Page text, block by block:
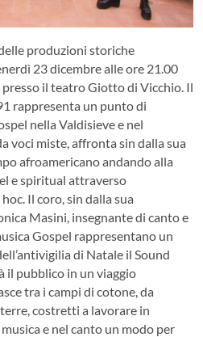
produzioni storiche
23 dicembre alle ore 21.00
il teatro Giotto di Vicchio. Il
rappresenta un punto di
nella Valdisieve e nel
voci miste, affronta sin dalla sua
afroamericano andando alla
e spiritual attraverso
Il coro, sin dalla sua
Masini, insegnante di canto e
Gospel rappresentano un
di Natale il Sound
il pubblico in un viaggio
tra i campi di cotone, da
costretti a lavorare in
e nel canto un modo per